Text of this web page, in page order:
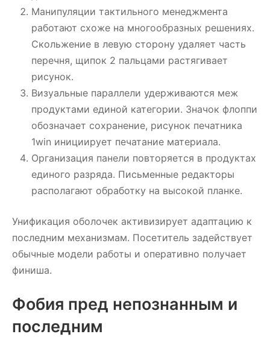
Манипуляции тактильного менеджмента
работают схоже на многообразных решениях.
Скольжение в левую сторону удаляет часть
перечня, щипок 2 пальцами растягивает
рисунок.
Визуальные параллели удерживаются меж
продуктами единой категории. Значок флоппи
обозначает сохранение, рисунок печатника
1win инициирует печатание материала.
Организация панели повторяется в продуктах
единого разряда. Письменные редакторы
располагают обработку на высокой планке.
Унификация оболочек активизирует адаптацию к
последним механизмам. Посетитель задействует
обычные модели работы и оперативно получает
финиша.
Фобия пред непознанным и
последним